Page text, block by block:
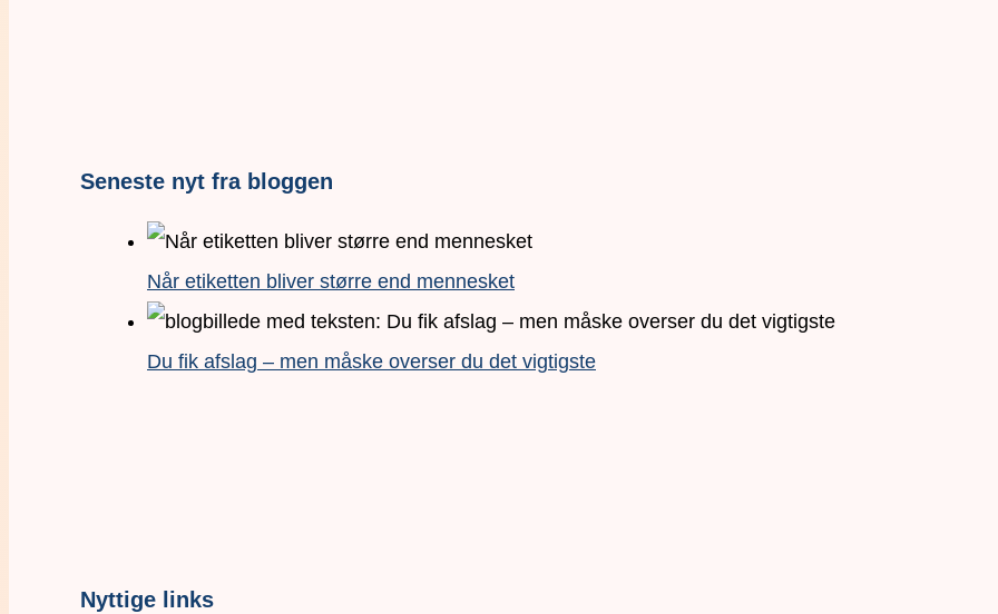
Seneste nyt fra bloggen
Når etiketten bliver større end mennesket
Du fik afslag – men måske overser du det vigtigste
Nyttige links